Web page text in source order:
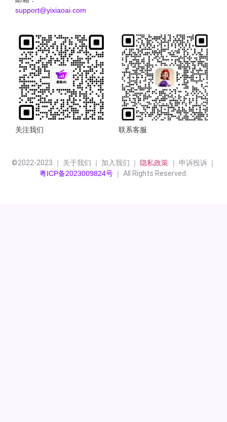
support@yixiaoai.com
关注我们 联系客服
©2022-2023 ｜ 关于我们 ｜ 加入我们 ｜ 隐私政策
｜ 申诉投诉 ｜
粤ICP备2023009824号 ｜ All Rights Reserved.